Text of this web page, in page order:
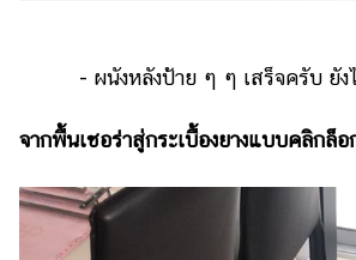
- ผนังหลังป้าย ๆ ๆ เสร็จครับ ยังไ
จากพื้นเชอร่าสู่กระเบื้องยางแบบคลิกล็อ